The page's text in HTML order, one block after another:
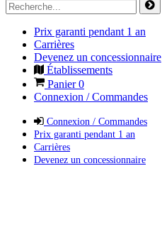
Prix garanti pendant 1 an
Carrières
Devenez un concessionnaire
Établissements
Panier0
Connexion / Commandes
Connexion / Commandes
Prix garanti pendant 1 an
Carrières
Devenez un concessionnaire